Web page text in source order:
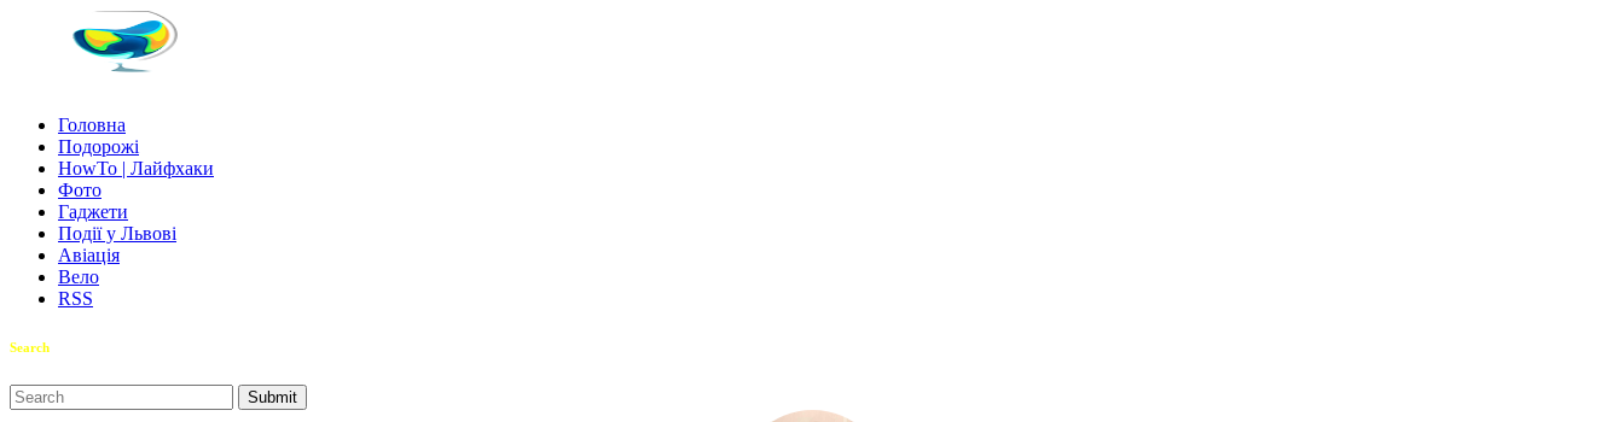
Головна
Подорожі
HowTo | Лайфхаки
Фото
Гаджети
Події у Львові
Авіація
Вело
RSS
Search